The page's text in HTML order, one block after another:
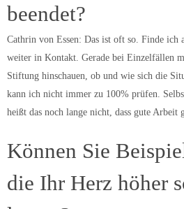
beendet?
Cathrin von Essen: Das ist oft so. Finde ich
weiter in Kontakt. Gerade bei Einzelfällen
Stiftung hinschauen, ob und wie sich die
kann ich nicht immer zu 100% prüfen.
heißt das noch lange nicht, dass gute Arbeit
Können Sie
die Ihr Herz höher